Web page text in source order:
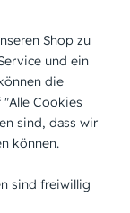
– edel,
stilvolle
legen.
Shop zu
und ein
die
Cookies
sind, dass wir
können.
sind freiwillig